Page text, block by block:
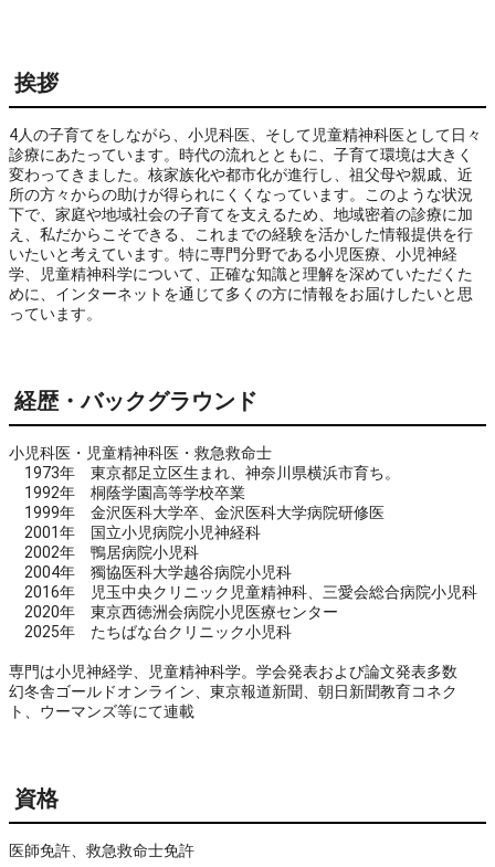
挨拶
4人の子育てをしながら、小児科医、そして児童精神科医として日々
診療にあたっています。時代の流れとともに、子育て環境は大きく
変わってきました。核家族化や都市化が進行し、祖父母や親戚、近
所の方々からの助けが得られにくくなっています。このような状況
下で、家庭や地域社会の子育てを支えるため、地域密着の診療に加
え、私だからこそできる、これまでの経験を活かした情報提供を行
いたいと考えています。特に専門分野である小児医療、小児神経
学、児童精神科学について、正確な知識と理解を深めていただくた
めに、インターネットを通じて多くの方に情報をお届けしたいと思
っています。
経歴・バックグラウンド
小児科医・児童精神科医・救急救命士
1973年 東京都足立区生まれ、神奈川県横浜市育ち。
1992年 桐蔭学園高等学校卒業
1999年 金沢医科大学卒、金沢医科大学病院研修医
2001年 国立小児病院小児神経科
2002年 鴨居病院小児科
2004年 獨協医科大学越谷病院小児科
2016年 児玉中央クリニック児童精神科、三愛会総合病院小児科
2020年 東京西徳洲会病院小児医療センター
2025年 たちばな台クリニック小児科
専門は小児神経学、児童精神科学。学会発表および論文発表多数
幻冬舎ゴールドオンライン、東京報道新聞、朝日新聞教育コネク
ト、ウーマンズ等にて連載
資格
医師免許、救急救命士免許